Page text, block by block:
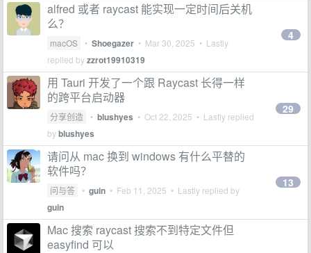
alfred 或者 raycast 能实现一定时间后关机
么？
macOS • Shoegazer • Mar 30, 2025 • Lastly
replied byzzrot19910319
4
用 Tauri 开发了一个跟 Raycast 长得一样
的跨平台启动器
分享创造 • blushyes • Oct 22, 2025 • Lastly replied
byblushyes
29
请问从 mac 换到 windows 有什么平替的
软件吗？
问与答 • guin • Feb 11, 2025 • Lastly replied by
guin
13
Mac 搜索 raycast 搜索不到特定文件但
easyfind 可以